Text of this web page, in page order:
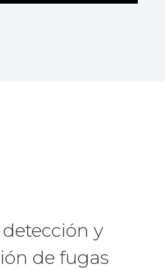
y
de fugas